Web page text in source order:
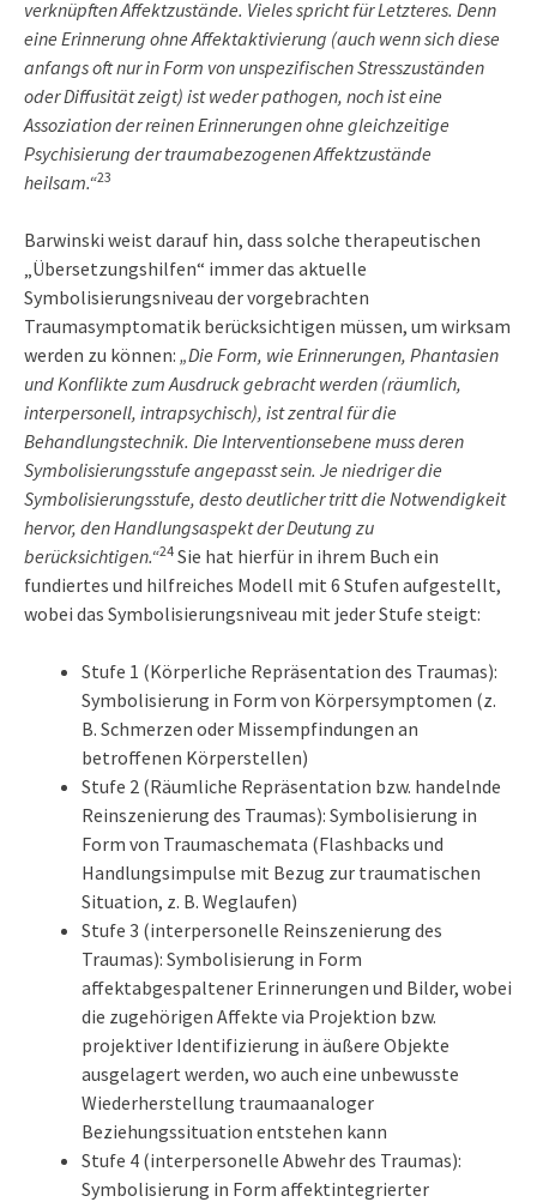
verknüpften Affektzustände. Vieles spricht für Letzteres. Denn
eine Erinnerung ohne Affektaktivierung (auch wenn sich diese
anfangs oft nur in Form von unspezifischen Stresszuständen
oder Diffusität zeigt) ist weder pathogen, noch ist eine
Assoziation der reinen Erinnerungen ohne gleichzeitige
Psychisierung der traumabezogenen Affektzustände
heilsam.“23
Barwinski weist darauf hin, dass solche therapeutischen
„Übersetzungshilfen“ immer das aktuelle
Symbolisierungsniveau der vorgebrachten
Traumasymptomatik berücksichtigen müssen, um wirksam
werden zu können: „Die Form, wie Erinnerungen, Phantasien
und Konflikte zum Ausdruck gebracht werden (räumlich,
interpersonell, intrapsychisch), ist zentral für die
Behandlungstechnik. Die Interventionsebene muss deren
Symbolisierungsstufe angepasst sein. Je niedriger die
Symbolisierungsstufe, desto deutlicher tritt die Notwendigkeit
hervor, den Handlungsaspekt der Deutung zu
berücksichtigen.“24 Sie hat hierfür in ihrem Buch ein
fundiertes und hilfreiches Modell mit 6 Stufen aufgestellt,
wobei das Symbolisierungsniveau mit jeder Stufe steigt:
Stufe 1 (Körperliche Repräsentation des Traumas):
Symbolisierung in Form von Körpersymptomen (z.
B. Schmerzen oder Missempfindungen an
betroffenen Körperstellen)
Stufe 2 (Räumliche Repräsentation bzw. handelnde
Reinszenierung des Traumas): Symbolisierung in
Form von Traumaschemata (Flashbacks und
Handlungsimpulse mit Bezug zur traumatischen
Situation, z. B. Weglaufen)
Stufe 3 (interpersonelle Reinszenierung des
Traumas): Symbolisierung in Form
affektabgespaltener Erinnerungen und Bilder, wobei
die zugehörigen Affekte via Projektion bzw.
projektiver Identifizierung in äußere Objekte
ausgelagert werden, wo auch eine unbewusste
Wiederherstellung traumaanaloger
Beziehungssituation entstehen kann
Stufe 4 (interpersonelle Abwehr des Traumas):
Symbolisierung in Form affektintegrierter